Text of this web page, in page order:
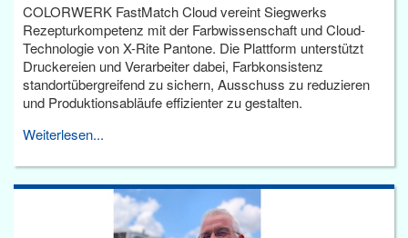
COLORWERK FastMatch Cloud vereint Siegwerks
Rezepturkompetenz mit der Farbwissenschaft und Cloud-
Technologie von X-Rite Pantone. Die Plattform unterstützt
Druckereien und Verarbeiter dabei, Farbkonsistenz
standortübergreifend zu sichern, Ausschuss zu reduzieren
und Produktionsabläufe effizienter zu gestalten.
Weiterlesen...